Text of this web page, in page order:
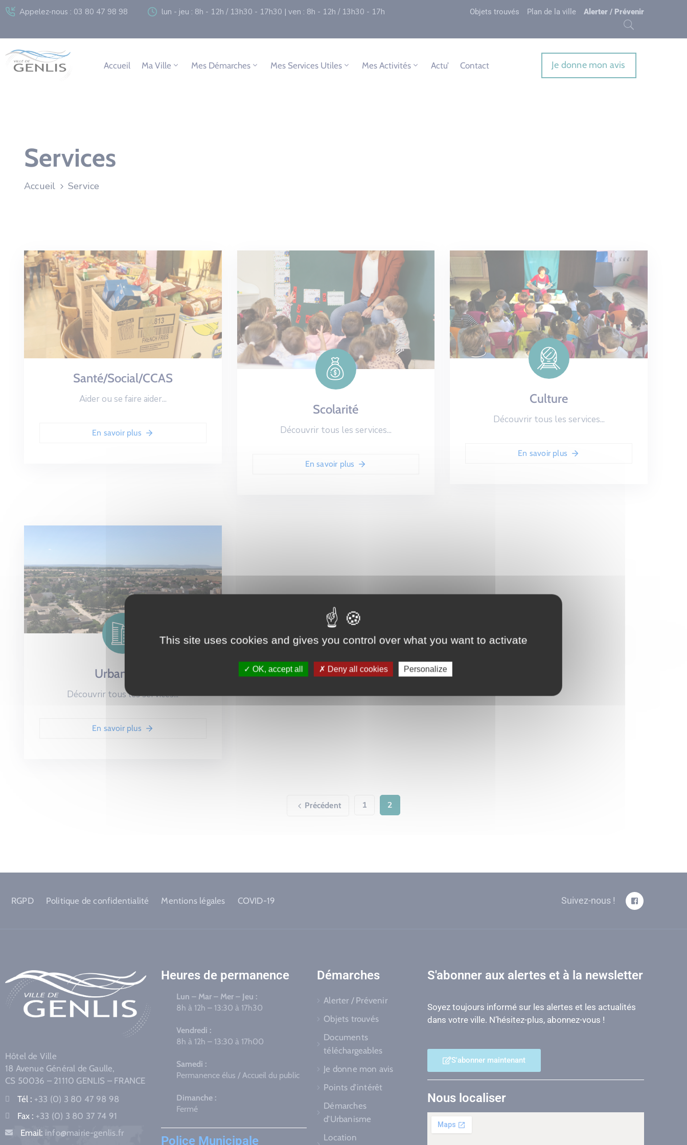
Appelez-nous : 03 80 47 98 98 lun - jeu : 8h - 12h / 13h30 - 17h30 | ven : 8h - 12h / 13h30 - 17h Objets trouvés Plan de la ville Alerter / Prévenir
Accueil Ma Ville Mes Démarches Mes Services Utiles Mes Activités Actu’ Contact Je donne mon avis
Services
Accueil Service
Santé/Social/CCAS
Aider ou se faire aider...
En savoir plus
Scolarité
Découvrir tous les services...
En savoir plus
Culture
Découvrir tous les services...
En savoir plus
Urbanisme
Découvrir tous les services...
En savoir plus
Précédent 1 2
RGPD Politique de confidentialité Mentions légales COVID-19 Suivez-nous !
Hôtel de Ville
18 Avenue Général de Gaulle,
CS 50036 – 21110 GENLIS – FRANCE
Tél : +33 (0) 3 80 47 98 98
Fax : +33 (0) 3 80 37 74 91
Email: info@mairie-genlis.fr
Heures de permanence
Lun – Mar – Mer – Jeu :
8h à 12h – 13:30 à 17h30
Vendredi :
8h à 12h – 13:30 à 17h00
Samedi :
Permanence élus / Accueil du public
Dimanche :
Fermé
Police Municipale
Démarches
Alerter / Prévenir
Objets trouvés
Documents
téléchargeables
Je donne mon avis
Points d’intérêt
Démarches
d’Urbanisme
Location
S'abonner aux alertes et à la newsletter
Soyez toujours informé sur les alertes et les actualités
dans votre ville. N’hésitez-plus, abonnez-vous !
S'abonner maintenant
Nous localiser
This site uses cookies and gives you control over what you want to activate
OK, accept all Deny all cookies Personalize